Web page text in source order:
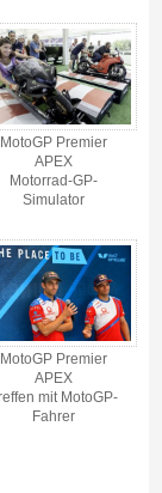
MotoGP Premier
APEX
Motorrad-GP-
Simulator
MotoGP Premier
APEX
mit MotoGP-
Fahrer